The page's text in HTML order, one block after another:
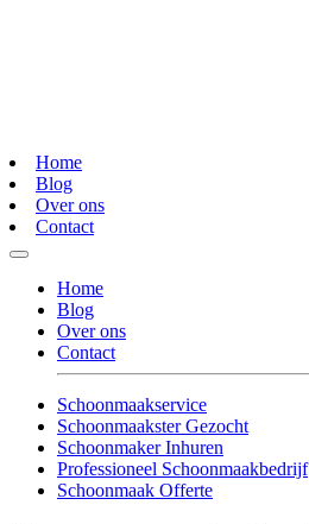
Home
Blog
Over ons
Contact
Home
Blog
Over ons
Contact
Schoonmaakservice
Schoonmaakster Gezocht
Schoonmaker Inhuren
Professioneel Schoonmaakbedrijf
Schoonmaak Offerte